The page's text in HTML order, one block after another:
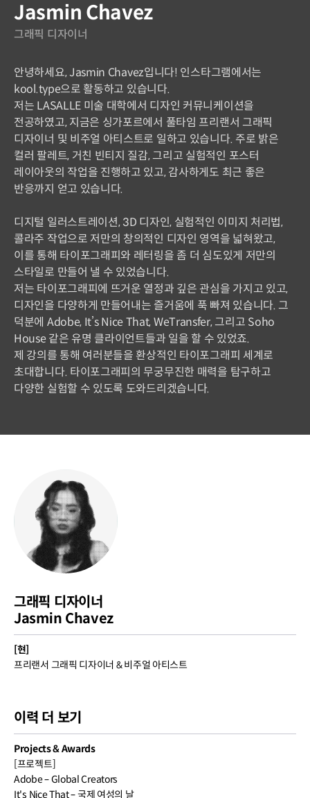
Jasmin Chavez
그래픽 디자이너
안녕하세요, Jasmin Chavez입니다! 인스타그램에서는
kool.type으로 활동하고 있습니다.
저는 LASALLE 미술 대학에서 디자인 커뮤니케이션을
전공하였고, 지금은 싱가포르에서 풀타임 프리랜서 그래픽
디자이너 및 비주얼 아티스트로 일하고 있습니다. 주로 밝은
컬러 팔레트, 거친 빈티지 질감, 그리고 실험적인 포스터
레이아웃의 작업을 진행하고 있고, 감사하게도 최근 좋은
반응까지 얻고 있습니다.
디지털 일러스트레이션, 3D 디자인, 실험적인 이미지 처리법,
콜라주 작업으로 저만의 창의적인 디자인 영역을 넓혀왔고,
이를 통해 타이포그래피와 레터링을 좀 더 심도있게 저만의
스타일로 만들어 낼 수 있었습니다.
저는 타이포그래피에 뜨거운 열정과 깊은 관심을 가지고 있고,
디자인을 다양하게 만들어내는 즐거움에 푹 빠져 있습니다. 그
덕분에 Adobe, It’s Nice That, WeTransfer, 그리고 Soho
House 같은 유명 클라이언트들과 일을 할 수 있었죠.
제 강의를 통해 여러분들을 환상적인 타이포그래피 세계로
초대합니다. 타이포그래피의 무궁무진한 매력을 탐구하고
다양한 실험할 수 있도록 도와드리겠습니다.
그래픽 디자이너
Jasmin Chavez
[현]
프리랜서 그래픽 디자이너 & 비주얼 아티스트
이력 더 보기
Projects & Awards
[프로젝트]
Adobe – Global Creators
It's Nice That – 국제 여성의 날